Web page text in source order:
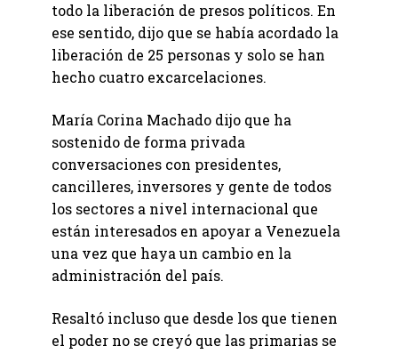
todo la liberación de presos políticos. En
ese sentido, dijo que se había acordado la
liberación de 25 personas y solo se han
hecho cuatro excarcelaciones.
María Corina Machado dijo que ha
sostenido de forma privada
conversaciones con presidentes,
cancilleres, inversores y gente de todos
los sectores a nivel internacional que
están interesados en apoyar a Venezuela
una vez que haya un cambio en la
administración del país.
Resaltó incluso que desde los que tienen
el poder no se creyó que las primarias se